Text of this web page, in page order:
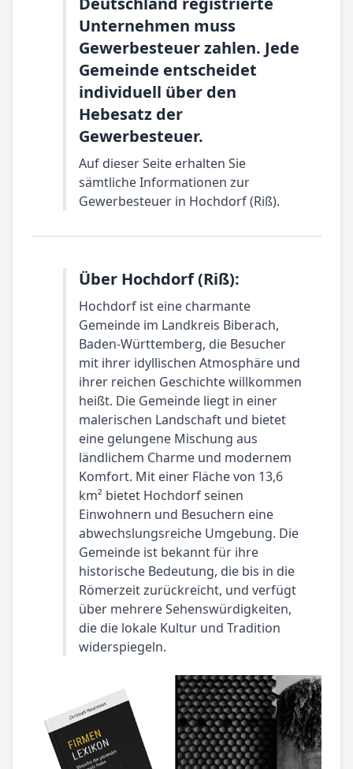
Unternehmen muss
Gewerbesteuer zahlen. Jede
Gemeinde entscheidet
individuell über den
Hebesatz der
Gewerbesteuer.
Auf dieser Seite erhalten Sie
sämtliche Informationen zur
Gewerbesteuer in Hochdorf (Riß).
Über Hochdorf (Riß):
Hochdorf ist eine charmante
Gemeinde im Landkreis Biberach,
Baden-Württemberg, die Besucher
mit ihrer idyllischen Atmosphäre und
ihrer reichen Geschichte willkommen
heißt. Die Gemeinde liegt in einer
malerischen Landschaft und bietet
eine gelungene Mischung aus
ländlichem Charme und modernem
Komfort. Mit einer Fläche von 13,6
km² bietet Hochdorf seinen
Einwohnern und Besuchern eine
abwechslungsreiche Umgebung. Die
Gemeinde ist bekannt für ihre
historische Bedeutung, die bis in die
Römerzeit zurückreicht, und verfügt
über mehrere Sehenswürdigkeiten,
die die lokale Kultur und Tradition
widerspiegeln.